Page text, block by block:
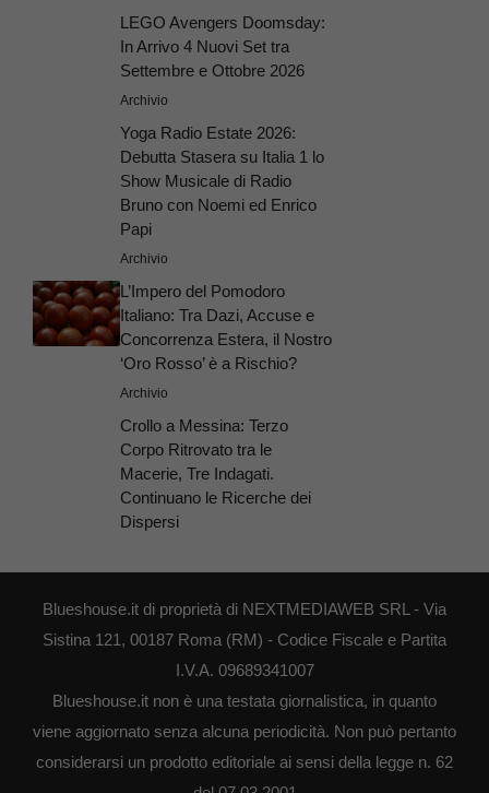
LEGO Avengers Doomsday:
In Arrivo 4 Nuovi Set tra
Settembre e Ottobre 2026
Archivio
Yoga Radio Estate 2026:
Debutta Stasera su Italia 1 lo
Show Musicale di Radio
Bruno con Noemi ed Enrico
Papi
Archivio
L’Impero del Pomodoro
Italiano: Tra Dazi, Accuse e
Concorrenza Estera, il Nostro
‘Oro Rosso’ è a Rischio?
Archivio
Crollo a Messina: Terzo
Corpo Ritrovato tra le
Macerie, Tre Indagati.
Continuano le Ricerche dei
Dispersi
Blueshouse.it di proprietà di NEXTMEDIAWEB SRL - Via
Sistina 121, 00187 Roma (RM) - Codice Fiscale e Partita
I.V.A. 09689341007
Blueshouse.it non è una testata giornalistica, in quanto
viene aggiornato senza alcuna periodicità. Non può pertanto
considerarsi un prodotto editoriale ai sensi della legge n. 62